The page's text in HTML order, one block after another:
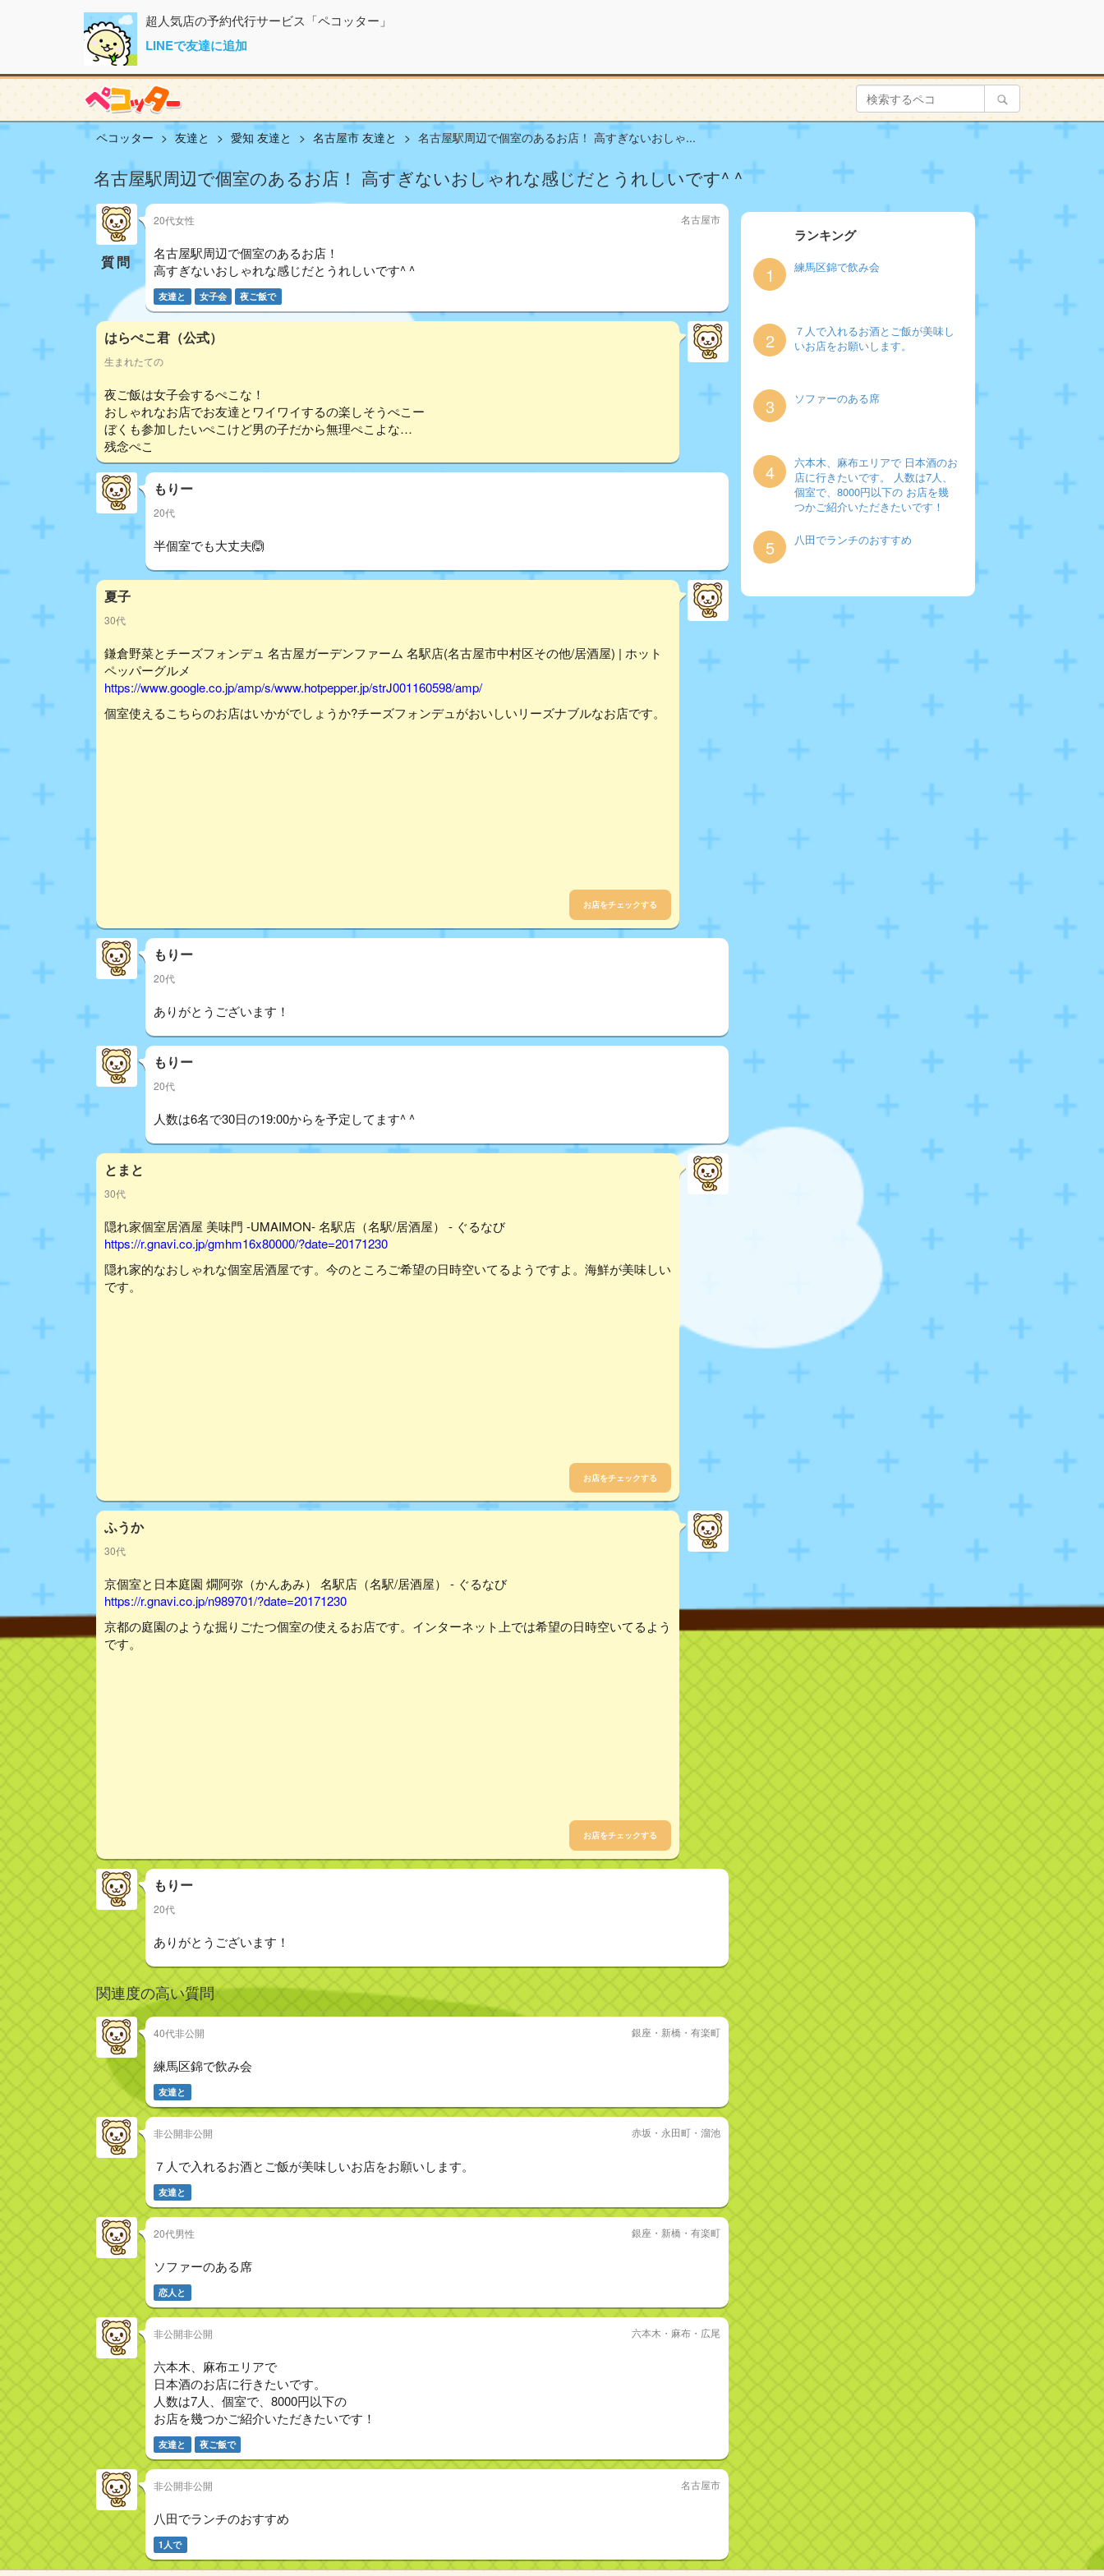
超人気店の予約代行サービス「ペコッター」
LINEで友達に追加
ペコッター 友達と 愛知 友達と 名古屋市 友達と 名古屋駅周辺で個室のあるお店！ 高すぎないおしゃ...
名古屋駅周辺で個室のあるお店！ 高すぎないおしゃれな感じだとうれしいです^ ^
質問
20代女性 名古屋市
名古屋駅周辺で個室のあるお店！
高すぎないおしゃれな感じだとうれしいです^ ^
友達と 女子会 夜ご飯で
はらぺこ君（公式）
生まれたての
夜ご飯は女子会するぺこな！
おしゃれなお店でお友達とワイワイするの楽しそうぺこー
ぼくも参加したいぺこけど男の子だから無理ぺこよな…
残念ぺこ
もりー
20代
半個室でも大丈夫🙆
夏子
30代
鎌倉野菜とチーズフォンデュ 名古屋ガーデンファーム 名駅店(名古屋市中村区その他/居酒屋) | ホット
ペッパーグルメ
https://www.google.co.jp/amp/s/www.hotpepper.jp/strJ001160598/amp/
個室使えるこちらのお店はいかがでしょうか?チーズフォンデュがおいしいリーズナブルなお店です。
お店をチェックする
もりー
20代
ありがとうございます！
もりー
20代
人数は6名で30日の19:00からを予定してます^ ^
とまと
30代
隠れ家個室居酒屋 美味門 ‐UMAIMON‐ 名駅店（名駅/居酒屋） - ぐるなび
https://r.gnavi.co.jp/gmhm16x80000/?date=20171230
隠れ家的なおしゃれな個室居酒屋です。今のところご希望の日時空いてるようですよ。海鮮が美味しい
です。
お店をチェックする
ふうか
30代
京個室と日本庭園 燗阿弥（かんあみ） 名駅店（名駅/居酒屋） - ぐるなび
https://r.gnavi.co.jp/n989701/?date=20171230
京都の庭園のような掘りごたつ個室の使えるお店です。インターネット上では希望の日時空いてるよう
です。
お店をチェックする
もりー
20代
ありがとうございます！
関連度の高い質問
40代非公開 銀座・新橋・有楽町
練馬区錦で飲み会
友達と
非公開非公開 赤坂・永田町・溜池
７人で入れるお酒とご飯が美味しいお店をお願いします。
友達と
20代男性 銀座・新橋・有楽町
ソファーのある席
恋人と
非公開非公開 六本木・麻布・広尾
六本木、麻布エリアで
日本酒のお店に行きたいです。
人数は7人、個室で、8000円以下の
お店を幾つかご紹介いただきたいです！
友達と 夜ご飯で
非公開非公開 名古屋市
八田でランチのおすすめ
1人で
ランキング
1 練馬区錦で飲み会
2
７人で入れるお酒とご飯が美味し
いお店をお願いします。
3 ソファーのある席
4
六本木、麻布エリアで 日本酒のお
店に行きたいです。 人数は7人、
個室で、8000円以下の お店を幾
つかご紹介いただきたいです！
5 八田でランチのおすすめ